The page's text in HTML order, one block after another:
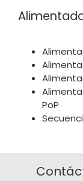
PoP